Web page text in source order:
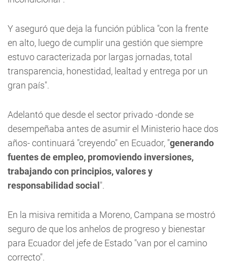
Y aseguró que deja la función pública "con la frente
en alto, luego de cumplir una gestión que siempre
estuvo caracterizada por largas jornadas, total
transparencia, honestidad, lealtad y entrega por un
gran país".
Adelantó que desde el sector privado -donde se
desempeñaba antes de asumir el Ministerio hace dos
años- continuará "creyendo" en Ecuador, "generando
fuentes de empleo, promoviendo inversiones,
trabajando con principios, valores y
responsabilidad social".
En la misiva remitida a Moreno, Campana se mostró
seguro de que los anhelos de progreso y bienestar
para Ecuador del jefe de Estado "van por el camino
correcto".